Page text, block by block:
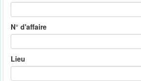
N° d'affaire
Lieu